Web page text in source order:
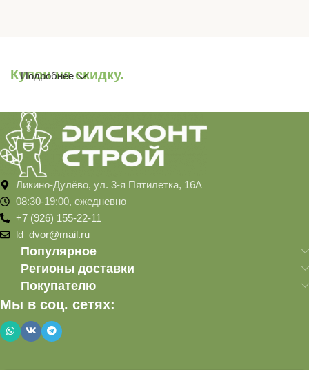
Купон на скидку.
Подробнее
Ликино-Дулёво, ул. 3-я Пятилетка, 16А
08:30-19:00, ежедневно
+7 (926) 155-22-11
ld_dvor@mail.ru
Популярное
Регионы доставки
Покупателю
Мы в соц. сетях: